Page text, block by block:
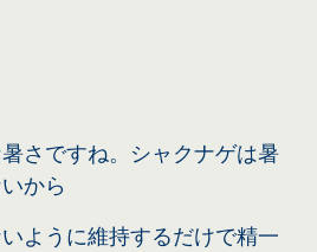
さですね。シャクナゲは暑
から
ように維持するだけで精一